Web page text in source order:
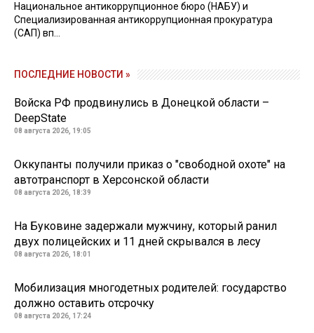
Национальное антикоррупционное бюро (НАБУ) и
Специализированная антикоррупционная прокуратура
(САП) вп...
ПОСЛЕДНИЕ НОВОСТИ »
Войска РФ продвинулись в Донецкой области –
DeepState
08 августа 2026, 19:05
Оккупанты получили приказ о "свободной охоте" на
автотранспорт в Херсонской области
08 августа 2026, 18:39
На Буковине задержали мужчину, который ранил
двух полицейских и 11 дней скрывался в лесу
08 августа 2026, 18:01
Мобилизация многодетных родителей: государство
должно оставить отсрочку
08 августа 2026, 17:24